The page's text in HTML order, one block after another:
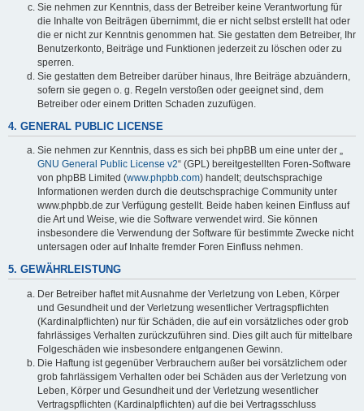
Sie nehmen zur Kenntnis, dass der Betreiber keine Verantwortung für
die Inhalte von Beiträgen übernimmt, die er nicht selbst erstellt hat oder
die er nicht zur Kenntnis genommen hat. Sie gestatten dem Betreiber, Ihr
Benutzerkonto, Beiträge und Funktionen jederzeit zu löschen oder zu
sperren.
Sie gestatten dem Betreiber darüber hinaus, Ihre Beiträge abzuändern,
sofern sie gegen o. g. Regeln verstoßen oder geeignet sind, dem
Betreiber oder einem Dritten Schaden zuzufügen.
4. GENERAL PUBLIC LICENSE
Sie nehmen zur Kenntnis, dass es sich bei phpBB um eine unter der „
GNU General Public License v2“ (GPL) bereitgestellten Foren-Software
von phpBB Limited (www.phpbb.com) handelt; deutschsprachige
Informationen werden durch die deutschsprachige Community unter
www.phpbb.de zur Verfügung gestellt. Beide haben keinen Einfluss auf
die Art und Weise, wie die Software verwendet wird. Sie können
insbesondere die Verwendung der Software für bestimmte Zwecke nicht
untersagen oder auf Inhalte fremder Foren Einfluss nehmen.
5. GEWÄHRLEISTUNG
Der Betreiber haftet mit Ausnahme der Verletzung von Leben, Körper
und Gesundheit und der Verletzung wesentlicher Vertragspflichten
(Kardinalpflichten) nur für Schäden, die auf ein vorsätzliches oder grob
fahrlässiges Verhalten zurückzuführen sind. Dies gilt auch für mittelbare
Folgeschäden wie insbesondere entgangenen Gewinn.
Die Haftung ist gegenüber Verbrauchern außer bei vorsätzlichem oder
grob fahrlässigem Verhalten oder bei Schäden aus der Verletzung von
Leben, Körper und Gesundheit und der Verletzung wesentlicher
Vertragspflichten (Kardinalpflichten) auf die bei Vertragsschluss